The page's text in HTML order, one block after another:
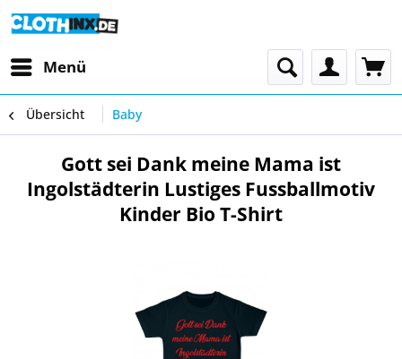
Menü
Übersicht Baby
Gott sei Dank meine Mama ist
Ingolstädterin Lustiges Fussballmotiv
Kinder Bio T-Shirt